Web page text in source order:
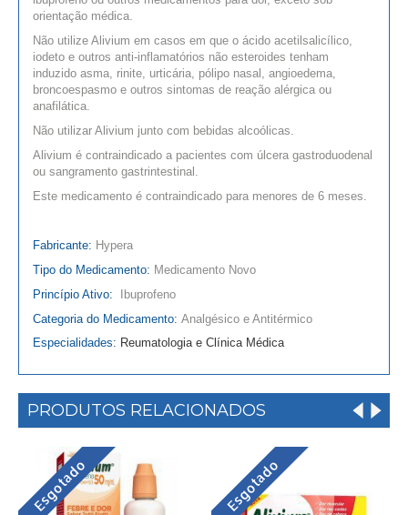
orientação médica.
Não utilize Alivium em casos em que o ácido acetilsalicílico,
iodeto e outros anti-inflamatórios não esteroides tenham
induzido asma, rinite, urticária, pólipo nasal, angioedema,
broncoespasmo e outros sintomas de reação alérgica ou
anafilática.
Não utilizar Alivium junto com bebidas alcoólicas.
Alivium é contraindicado a pacientes com úlcera gastroduodenal
ou sangramento gastrintestinal.
Este medicamento é contraindicado para menores de 6 meses.
Fabricante: Hypera
Tipo do Medicamento: Medicamento Novo
Princípio Ativo:
Ibuprofeno
Categoria do Medicamento: Analgésico e Antitérmico
Especialidades: Reumatologia e Clínica Médica
PRODUTOS RELACIONADOS
Esgotado Esgotado